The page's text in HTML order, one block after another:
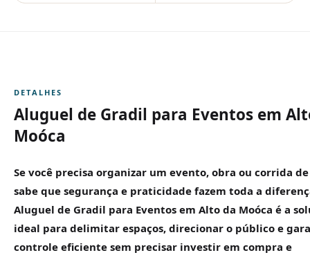
DETALHES
Aluguel de Gradil para Eventos em
Moóca
Se você precisa organizar um evento, obra ou corrida
sabe que segurança e praticidade fazem toda a
Aluguel de Gradil para Eventos em Alto da Moóca é a
ideal para delimitar espaços, direcionar o público e
controle eficiente sem precisar investir em compra e